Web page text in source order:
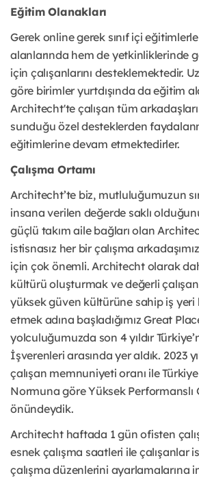
Eğitim Olanakları
Gerek online gerek sınıf içi
alanlarında hem de yetkinliklerinde
için çalışanlarını desteklemektedir.
göre birimler yurtdışında da eğitim
Architecht'te çalışan tüm
sunduğu özel desteklerden
eğitimlerine devam etmektedirler.
Çalışma Ortamı
Architecht’te biz, mutluluğumuzun
insana verilen değerde saklı
güçlü takım aile bağları olan
istisnasız her bir çalışma
için çok önemli. Architecht olarak
kültürü oluşturmak ve değerli
yüksek güven kültürüne sahip iş
etmek adına başladığımız Great
yolculuğumuzda son 4 yıldır
İşverenleri arasında yer aldık. 2023
çalışan memnuniyeti oranı ile
Normuna göre Yüksek Performanslı
önündeydik.
Architecht haftada 1 gün ofisten
esnek çalışma saatleri ile çalışanlar
çalışma düzenlerini ayarlamalarına